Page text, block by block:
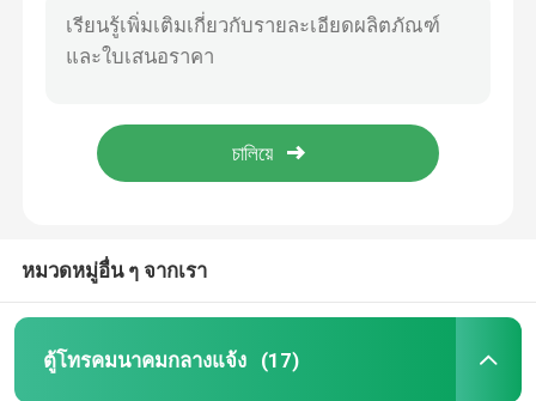
ตู้แบตเตอรี่โทรคมนาคม
ตู้ ชั้น เซิร์ฟเวอร์ ของเครือข่าย
ระบบเทเลคอมไฮบริด
โมดูลวงจรเรียงกระแส
หมวดหมู่อื่น ๆ จากเรา
ตู้โทรคมนาคมกลางแจ้ง (17)